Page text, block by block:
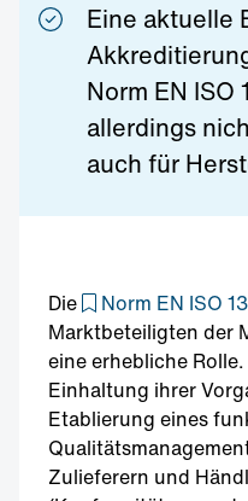
Eine aktuelle
Norm EN
allerdings
auch für
Die Norm EN ISO
Marktbeteiligten der
eine erhebliche
Einhaltung ihrer
Etablierung eines
Zulieferern und